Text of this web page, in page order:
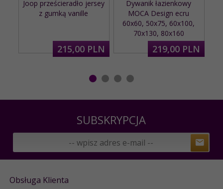
Joop prześcieradło jersey
z gumką vanille
215,00 PLN
Dywanik łazienkowy
MOCA Design ecru
60x60, 50x75, 60x100,
70x130, 80x160
219,00 PLN
SUBSKRYPCJA
Obsługa Klienta